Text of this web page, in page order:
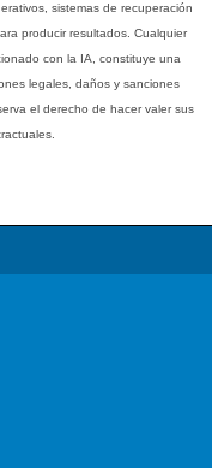
sistemas de recuperación
producir resultados. Cualquier
con la IA, constituye una
legales, daños y sanciones
el derecho de hacer valer sus